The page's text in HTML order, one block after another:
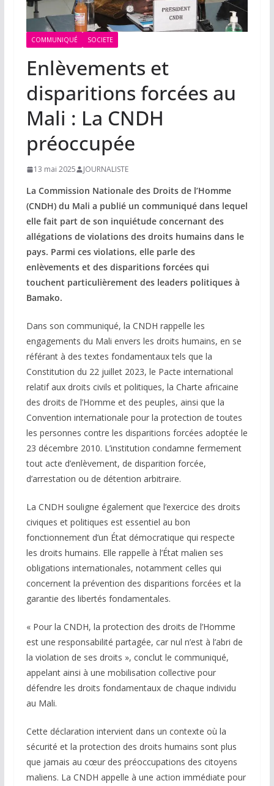
COMMUNIQUÉ SOCIETE
Enlèvements et
disparitions forcées au
Mali : La CNDH
préoccupée
13 mai 2025 JOURNALISTE
La Commission Nationale des Droits de l’Homme
(CNDH) du Mali a publié un communiqué dans lequel
elle fait part de son inquiétude concernant des
allégations de violations des droits humains dans le
pays. Parmi ces violations, elle parle des
enlèvements et des disparitions forcées qui
touchent particulièrement des leaders politiques à
Bamako.
Dans son communiqué, la CNDH rappelle les
engagements du Mali envers les droits humains, en se
référant à des textes fondamentaux tels que la
Constitution du 22 juillet 2023, le Pacte international
relatif aux droits civils et politiques, la Charte africaine
des droits de l’Homme et des peuples, ainsi que la
Convention internationale pour la protection de toutes
les personnes contre les disparitions forcées adoptée le
23 décembre 2010. L’institution condamne fermement
tout acte d’enlèvement, de disparition forcée,
d’arrestation ou de détention arbitraire.
La CNDH souligne également que l’exercice des droits
civiques et politiques est essentiel au bon
fonctionnement d’un État démocratique qui respecte
les droits humains. Elle rappelle à l’État malien ses
obligations internationales, notamment celles qui
concernent la prévention des disparitions forcées et la
garantie des libertés fondamentales.
« Pour la CNDH, la protection des droits de l’Homme
est une responsabilité partagée, car nul n’est à l’abri de
la violation de ses droits », conclut le communiqué,
appelant ainsi à une mobilisation collective pour
défendre les droits fondamentaux de chaque individu
au Mali.
Cette déclaration intervient dans un contexte où la
sécurité et la protection des droits humains sont plus
que jamais au cœur des préoccupations des citoyens
maliens. La CNDH appelle à une action immédiate pour